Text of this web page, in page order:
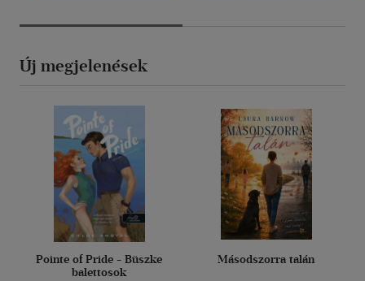
Új megjelenések
Pointe of Pride - Büszke
balettosok
Másodszorra talán